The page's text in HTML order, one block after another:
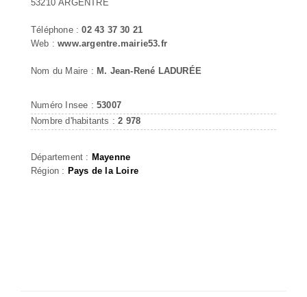
53210 ARGENTRE
Téléphone :02 43 37 30 21
Web :www.argentre.mairie53.fr
Nom du Maire : M. Jean-René LADURÉE
Numéro Insee : 53007
Nombre d'habitants :2 978
Département : Mayenne
Région : Pays de la Loire